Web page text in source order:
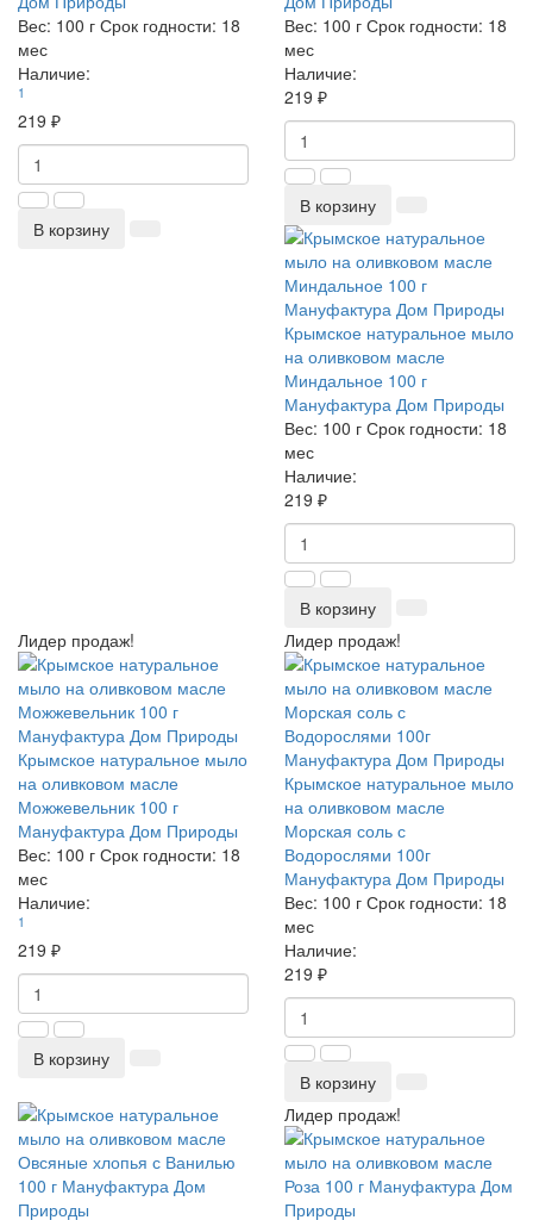
Вес: 100 г Срок годности: 18
мес
Наличие:
1
219 ₽
В корзину
Вес: 100 г Срок годности: 18
мес
Наличие:
219 ₽
В корзину
Крымское натуральное мыло
на оливковом масле
Миндальное 100 г
Мануфактура Дом Природы
Вес: 100 г Срок годности: 18
мес
Наличие:
219 ₽
В корзину
Лидер продаж!
Крымское натуральное мыло
на оливковом масле
Можжевельник 100 г
Мануфактура Дом Природы
Вес: 100 г Срок годности: 18
мес
Наличие:
1
219 ₽
В корзину
Лидер продаж!
Крымское натуральное мыло
на оливковом масле
Морская соль с
Водорослями 100г
Мануфактура Дом Природы
Вес: 100 г Срок годности: 18
мес
Наличие:
219 ₽
В корзину
Лидер продаж!